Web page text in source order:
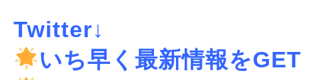
Twitter↓
いち早く最新情報をGET